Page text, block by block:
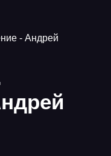
- Андрей